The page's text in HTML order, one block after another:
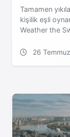
Tamamen
kişilik eşli
Weather the
26